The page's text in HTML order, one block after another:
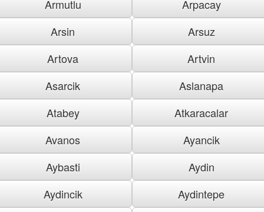
Armutlu
Arpacay
Arsin
Arsuz
Artova
Artvin
Asarcik
Aslanapa
Atabey
Atkaracalar
Avanos
Ayancik
Aybasti
Aydin
Aydincik
Aydintepe